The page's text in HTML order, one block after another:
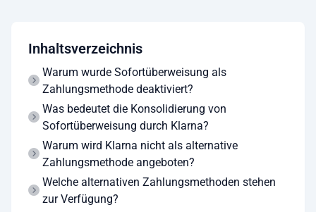
Inhaltsverzeichnis
Warum wurde Sofortüberweisung als
Zahlungsmethode deaktiviert?
Was bedeutet die Konsolidierung von
Sofortüberweisung durch Klarna?
Warum wird Klarna nicht als alternative
Zahlungsmethode angeboten?
Welche alternativen Zahlungsmethoden stehen
zur Verfügung?